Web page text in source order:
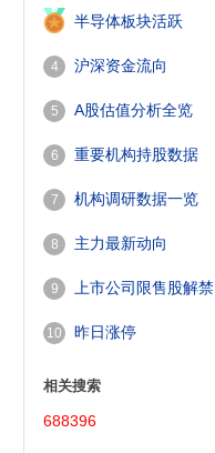
3
半导体板块活跃
4 沪深资金流向
5 A股估值分析全览
6 重要机构持股数据
7 机构调研数据一览
8 主力最新动向
9 上市公司限售股解禁
一览
10 昨日涨停
相关搜索
688396